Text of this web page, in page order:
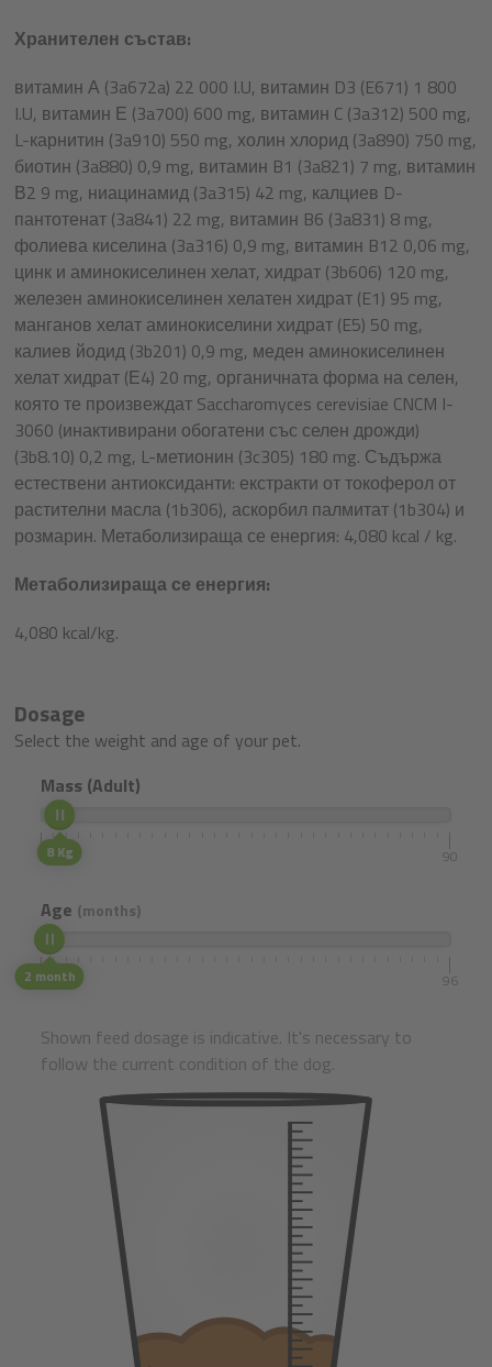
Хранителен състав:
витамин А (3a672a) 22 000 I.U, витамин D3 (E671) 1 800
I.U, витамин Е (3a700) 600 mg, витамин C (3a312) 500 mg,
L-карнитин (3a910) 550 mg, холин хлорид (3a890) 750 mg,
биотин (3a880) 0,9 mg, витамин B1 (3a821) 7 mg, витамин
В2 9 mg, ниацинамид (3a315) 42 mg, калциев D-
пантотенат (3a841) 22 mg, витамин B6 (3a831) 8 mg,
фолиева киселина (3a316) 0,9 mg, витамин B12 0,06 mg,
цинк и аминокиселинен хелат, хидрат (3b606) 120 mg,
железен аминокиселинен хелатен хидрат (E1) 95 mg,
манганов хелат аминокиселини хидрат (E5) 50 mg,
калиев йодид (3b201) 0,9 mg, меден аминокиселинен
хелат хидрат (Е4) 20 mg, органичната форма на селен,
която те произвеждат Saccharomyces cerevisiae CNCM I-
3060 (инактивирани обогатени със селен дрожди)
(3b8.10) 0,2 mg, L-метионин (3c305) 180 mg. Съдържа
естествени антиоксиданти: екстракти от токоферол от
растителни масла (1b306), аскорбил палмитат (1b304) и
розмарин. Метаболизираща се енергия: 4,080 kcal / kg.
Метаболизираща се енергия:
4,080 kcal/kg.
Dosage
Select the weight and age of your pet.
Mass (Adult)
8 Kg
5 90
Age (months)
2 month
1 96
Shown feed dosage is indicative. It's necessary to
follow the current condition of the dog.